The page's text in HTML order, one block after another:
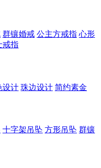
群镶婚戒 公主方戒指 心形
戒指
设计 珠边设计 简约素金
十字架吊坠 方形吊坠 群镶